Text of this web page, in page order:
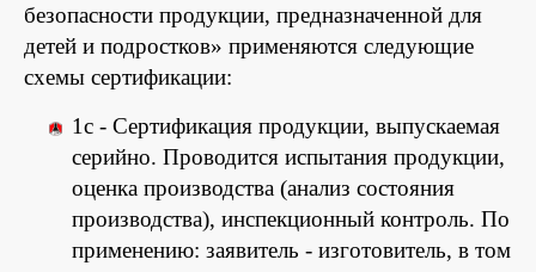
безопасности продукции, предназначенной для
детей и подростков» применяются следующие
схемы сертификации:
1с - Сертификация продукции, выпускаемая
серийно. Проводится испытания продукции,
оценка производства (анализ состояния
производства), инспекционный контроль. По
применению: заявитель - изготовитель, в том